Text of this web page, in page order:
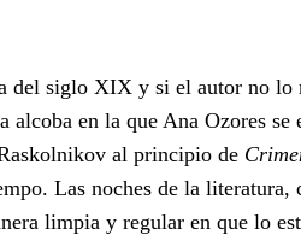
del siglo XIX y si el autor no
en la que Ana Ozores se
al principio de
Las noches de la
limpia y regular en que lo